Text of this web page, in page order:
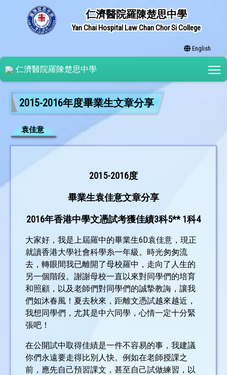
仁濟醫院羅陳楚思中學
Yan Chai Hospital Law Chan Chor Si College
English
仁濟醫院羅陳楚思中學
2015-2016年度畢業生文章分享
袁佳意
2015-2016度
畢業生袁佳意文章分享
2016年香港中學文憑試考獲佳績3科5** 1科4
大家好，我是上屆羅中的畢業生6D袁佳意，現正
就讀香港大學社會科學糸一年級。時光匆匆流
去，轉眼間我已離開了母校羅中，走向了人生的
另一個階段。謝謝母校一直以來對同學們的培育
和照顧，以及老師們對同學們的誠摯教誨，讓我
們如沐春風！夏去秋來，距離文憑試越來越近，
我想同學們，尤其是中六同學，心情一定十分緊
張吧！
在公開試中取得佳績是一件不容易的事，我建議
你們永遠要走得比別人快。例如在老師授課之
前，應先自己預習課文，甚至自己試做練習，以